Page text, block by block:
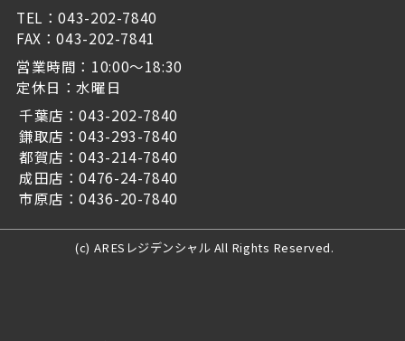
TEL：043-202-7840
FAX：043-202-7841
営業時間：10:00～18:30
定休日：水曜日
千葉店：043-202-7840
鎌取店：043-293-7840
都賀店：043-214-7840
成田店：0476-24-7840
市原店：0436-20-7840
(c) ARESレジデンシャル All Rights Reserved.